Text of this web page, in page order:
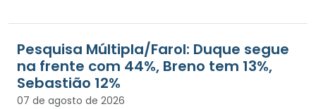
Pesquisa Múltipla/Farol: Duque segue
na frente com 44%, Breno tem 13%,
Sebastião 12%
07 de agosto de 2026